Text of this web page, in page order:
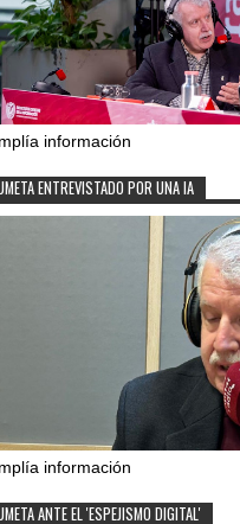
información
ENTREVISTADO POR UNA IA
información
ANTE EL 'ESPEJISMO DIGITAL'